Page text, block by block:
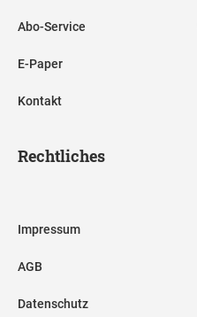
Abo-Service
E-Paper
Kontakt
Rechtliches
Impressum
AGB
Datenschutz